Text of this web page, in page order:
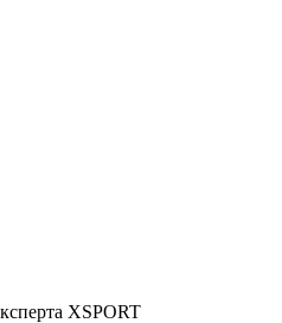
XSPORT